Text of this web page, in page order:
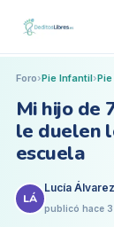
Foro›Pie Infantil›
Mi hijo de
le duelen
escuela
LÁ
Lucía Álvarez
publicó hace